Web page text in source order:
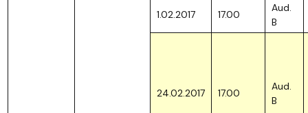
1.02.2017 17.00
Aud.
B
24.02.2017 17.00
Aud.
B